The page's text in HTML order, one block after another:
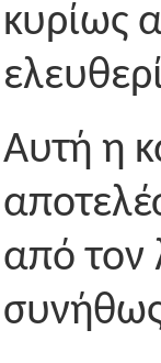
κυρίως
Αυτή η
από τον